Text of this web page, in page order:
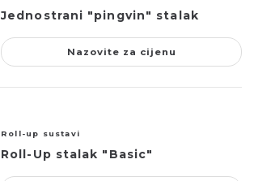
Jednostrani "pingvin" stalak
Nazovite za cijenu
Roll-up sustavi
Roll-Up stalak "Basic"